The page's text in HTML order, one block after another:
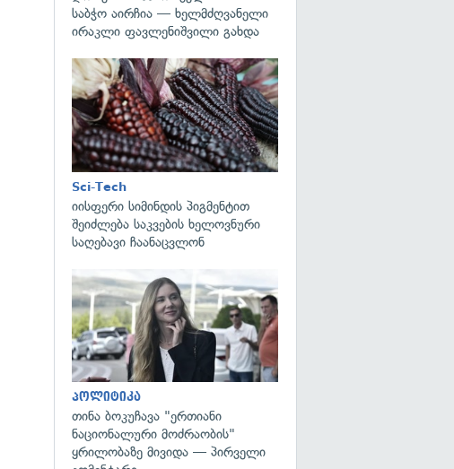
საბჭო აირჩია — ხელმძღვანელი
ირაკლი ფავლენიშვილი გახდა
Sci-Tech
იისფერი სიმინდის პიგმენტით
შეიძლება საკვების ხელოვნური
საღებავი ჩაანაცვლონ
პოლიტიკა
თინა ბოკუჩავა "ერთიანი
ნაციონალური მოძრაობის"
ყრილობაზე მივიდა — პირველი